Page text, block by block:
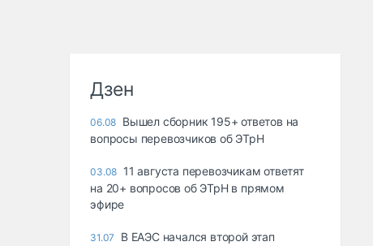
Дзен
06.08 Вышел сборник 195+ ответов на
вопросы перевозчиков об ЭТрН
03.08 11 августа перевозчикам ответят
на 20+ вопросов об ЭТрН в прямом
эфире
31.07
В ЕАЭС начался второй этап